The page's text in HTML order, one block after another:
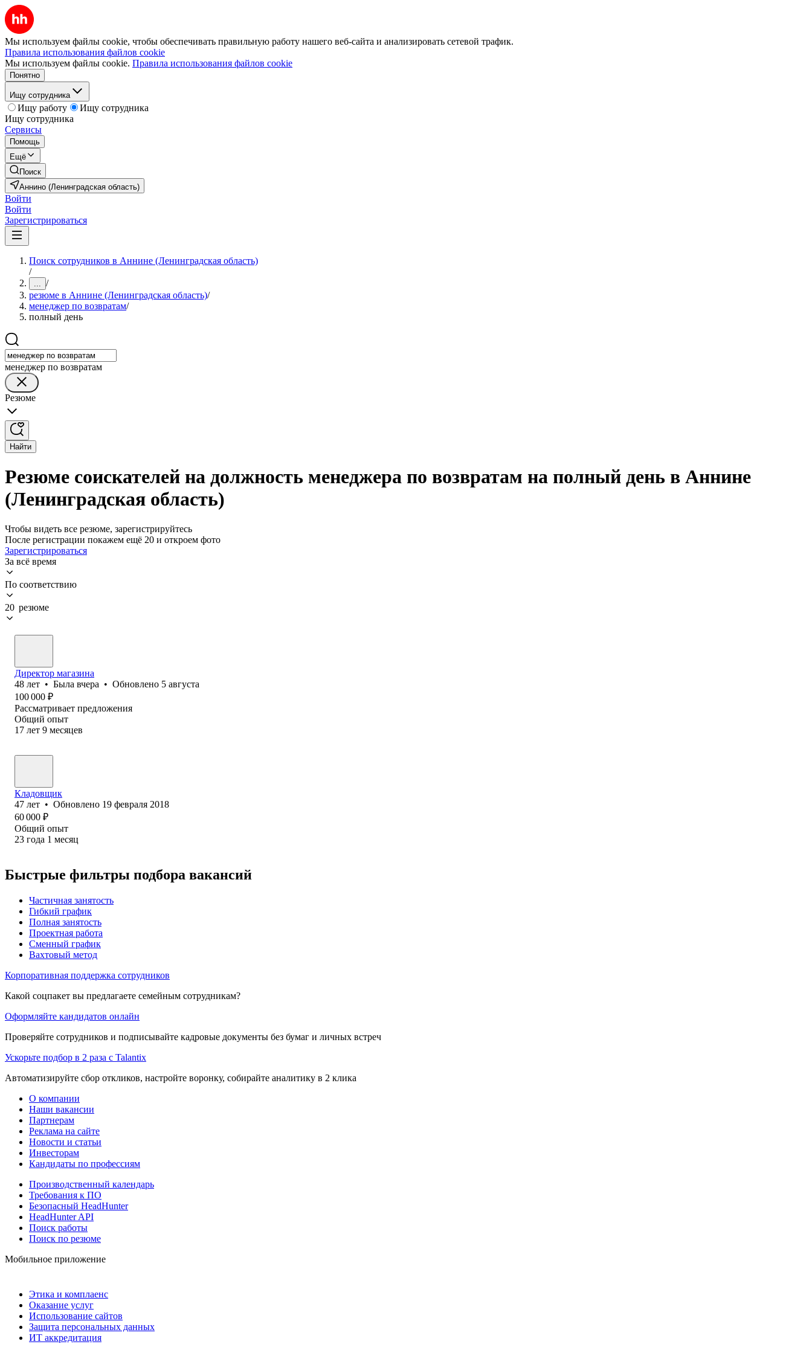
Мы используем файлы cookie, чтобы обеспечивать правильную работу нашего веб-сайта и анализировать сетевой трафик.
Правила использования файлов cookie
Мы используем файлы cookie. Правила использования файлов cookie
Понятно
Ищу сотрудника
Ищу работу
Ищу сотрудника
Ищу сотрудника
Сервисы
Помощь
Ещё
Поиск
Аннино (Ленинградская область)
Войти
Войти
Зарегистрироваться
Поиск сотрудников в Аннине (Ленинградская область)
/
... /
резюме в Аннине (Ленинградская область)/
менеджер по возвратам/
полный день
менеджер по возвратам
Резюме
Найти
Резюме соискателей на должность менеджера по возвратам на полный день в Аннине
(Ленинградская область)
Чтобы видеть все резюме, зарегистрируйтесь
После регистрации покажем ещё 20 и откроем фото
Зарегистрироваться
За всё время
По соответствию
20 резюме
Директор магазина
48 лет • Была вчера • Обновлено 5 августа
100 000 ₽
Рассматривает предложения
Общий опыт
17 лет 9 месяцев
Кладовщик
47 лет • Обновлено 19 февраля 2018
60 000 ₽
Общий опыт
23 года 1 месяц
Быстрые фильтры подбора вакансий
Частичная занятость
Гибкий график
Полная занятость
Проектная работа
Сменный график
Вахтовый метод
Корпоративная поддержка сотрудников
Какой соцпакет вы предлагаете семейным сотрудникам?
Оформляйте кандидатов онлайн
Проверяйте сотрудников и подписывайте кадровые документы без бумаг и личных встреч
Ускорьте подбор в 2 раза с Talantix
Автоматизируйте сбор откликов, настройте воронку, собирайте аналитику в 2 клика
О компании
Наши вакансии
Партнерам
Реклама на сайте
Новости и статьи
Инвесторам
Кандидаты по профессиям
Производственный календарь
Требования к ПО
Безопасный HeadHunter
HeadHunter API
Поиск работы
Поиск по резюме
Мобильное приложение
Этика и комплаенс
Оказание услуг
Использование сайтов
Защита персональных данных
ИТ аккредитация